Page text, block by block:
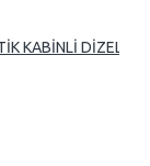
KABİNLİ DİZEL